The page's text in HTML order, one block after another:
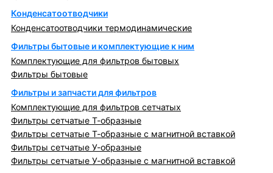
Конденсатоотводчики
Конденсатоотводчики термодинамические
Фильтры бытовые и комплектующие к ним
Комплектующие для фильтров бытовых
Фильтры бытовые
Фильтры и запчасти для фильтров
Комплектующие для фильтров сетчатых
Фильтры сетчатые Т-образные
Фильтры сетчатые Т-образные с магнитной вставкой
Фильтры сетчатые У-образные
Фильтры сетчатые У-образные с магнитной вставкой